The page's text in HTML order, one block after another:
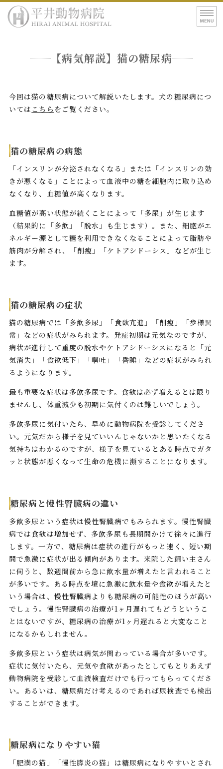
平井動物病院｜
アクセス
【病気解説】猫の糖尿病
今回は猫の糖尿病について解説いたします。犬の糖尿病につ
いては こちら をご覧ください。
猫の糖尿病の病態
「インスリンが分泌されなくなる」または「インスリンの効
きが悪くなる」ことによって血液中の糖を細胞内に取り込め
なくなり、血糖値が高くなります。
血糖値が高い状態が続くことによって「多尿」が生じます
（結果的に「多飲」「脱水」も生じます）。また、細胞がエ
ネルギー源として糖を利用できなくなることによって脂肪や
筋肉が分解され、「削痩」「ケトアシドーシス」などが生じ
ます。
猫の糖尿病の症状
猫の糖尿病では「多飲多尿」「食欲亢進」「削痩」「歩様異
常」などの症状がみられます。発症初期は元気なのですが、
病状が進行して重度の脱水やケトアシドーシスになると「元
気消失」「食欲低下」「嘔吐」「昏睡」などの症状がみられ
るようになります。
最も重要な症状は多飲多尿です。食欲は必ず増えるとは限り
ませんし、体重減少も初期に気付くのは難しいでしょう。
多飲多尿に気付いたら、早めに動物病院を受診してくださ
い。元気だから様子を見ていいんじゃないかと思いたくなる
気持ちはわかるのですが、様子を見ているとある時点でガタ
ッと状態が悪くなって生命の危機に瀕することになります。
糖尿病と慢性腎臓病の違い
多飲多尿という症状は慢性腎臓病でもみられます。慢性腎臓
病では食欲は増加せず、多飲多尿も長期間かけて徐々に進行
します。一方で、糖尿病は症状の進行がもっと速く、短い期
間で急激に症状が出る傾向があります。来院した飼い主さん
に伺うと、数週間前から急に飲水量が増えたと言われること
が多いです。ある時点を境に急激に飲水量や食欲が増えたと
いう場合は、慢性腎臓病よりも糖尿病の可能性のほうが高い
でしょう。慢性腎臓病の治療が1ヶ月遅れてもどうというこ
とはないですが、糖尿病の治療が1ヶ月遅れると大変なこと
になるかもしれません。
多飲多尿という症状は病気が関わっている場合が多いです。
症状に気付いたら、元気や食欲があったとしてもとりあえず
動物病院を受診して血液検査だけでも行ってもらってくださ
い。あるいは、糖尿病だけ考えるのであれば尿検査でも検出
することができます。
糖尿病になりやすい猫
「肥満の猫」「慢性膵炎の猫」は糖尿病になりやすいとされ